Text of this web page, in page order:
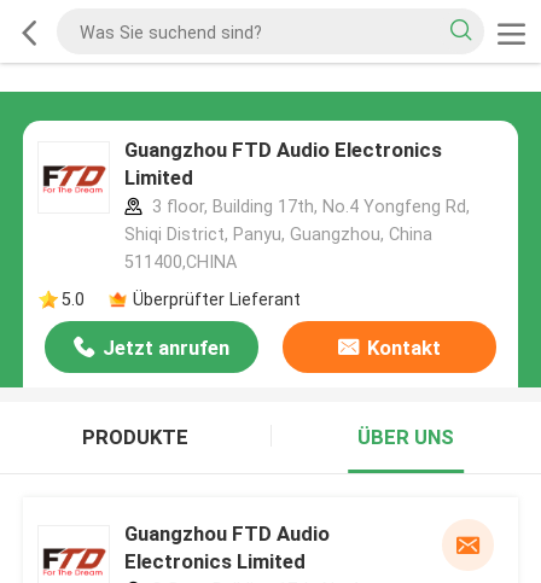
Guangzhou FTD Audio Electronics
Limited
3 floor, Building 17th, No.4 Yongfeng Rd,
Shiqi District, Panyu, Guangzhou, China
511400,CHINA
5.0
Überprüfter Lieferant
Jetzt anrufen Kontakt
PRODUKTE ÜBER UNS
Guangzhou FTD Audio
Electronics Limited